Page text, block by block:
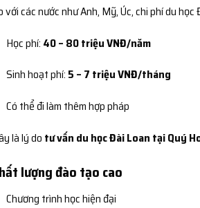
với các nước như Anh, Mỹ, Úc, chi phí du
Học phí: 40 – 80 triệu VNĐ/năm
Sinh hoạt phí: 5 – 7 triệu VNĐ/tháng
Có thể đi làm thêm hợp pháp
là lý do tư vấn du học Đài Loan tại Quý
lượng đào tạo cao
Chương trình học hiện đại